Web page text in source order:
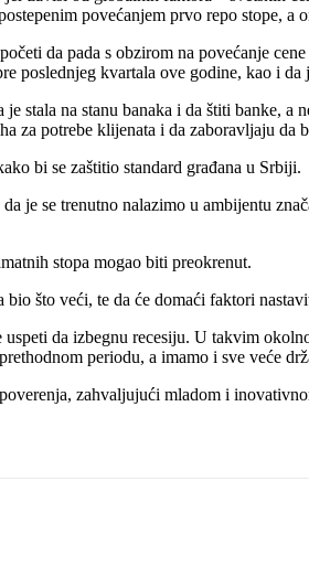
povećanjem prvo repo stope, a
da pada s obzirom na povećanje
poslednjeg kvartala ove godine, kao i
stala na stanu banaka i da štiti banke,
za potrebe klijenata i da zaboravljaju da
bi se zaštitio standard građana u Srbiji.
je se trenutno nalazimo u ambijentu
stopa mogao biti preokrenut.
što veći, te da će domaći faktori
da izbegnu recesiju. U takvim
periodu, a imamo i sve veće
zahvaljujući mladom i